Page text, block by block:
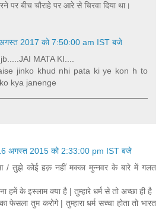
बीच चौराहे पर आरे से चिरवा दिया था।
अगस्त 2017 को 7:50:00 am IST बजे
MATA KI....
jinko khud nhi pata ki ye kon h to
kya janenge
16 अगस्त 2015 को 2:33:00 pm IST बजे
तुझे कोई हक़ नहीं मक्का मुन्नवर के बारे में गलत
हमें के इस्लाम क्या है | तुम्हारे धर्म से तो अच्छा ही है
फेसला तुम करोगे | तुम्हारा धर्म सच्चा होता तो भारत